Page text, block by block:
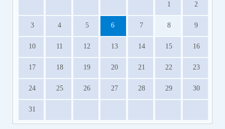
1 2
3 4 5 6 7 8 9
10 11 12 13 14 15 16
17 18 19 20 21 22 23
24 25 26 27 28 29 30
31